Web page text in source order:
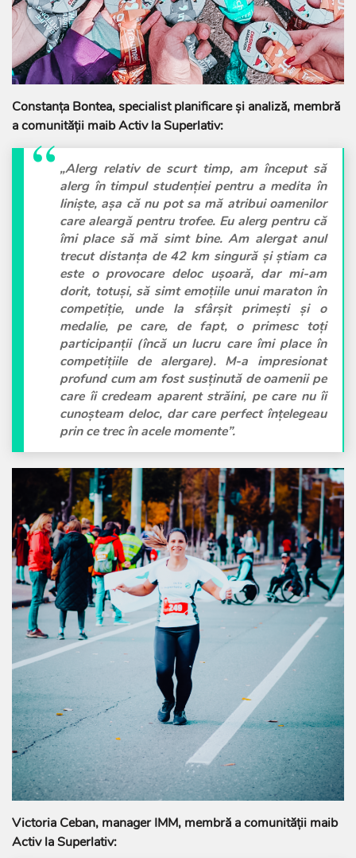
Constanța Bontea, specialist planificare și analiză, membră
a comunității maib Activ la Superlativ:
„Alerg relativ de scurt timp, am început să
alerg în timpul studenției pentru a medita în
liniște, așa că nu pot sa mă atribui oamenilor
care aleargă pentru trofee. Eu alerg pentru că
îmi place să mă simt bine. Am alergat anul
trecut distanța de 42 km singură și știam ca
este o provocare deloc ușoară, dar mi-am
dorit, totuși, să simt emoțiile unui maraton în
competiție, unde la sfârșit primești și o
medalie, pe care, de fapt, o primesc toți
participanții (încă un lucru care îmi place în
competițiile de alergare). M-a impresionat
profund cum am fost susținută de oamenii pe
care îi credeam aparent străini, pe care nu îi
cunoșteam deloc, dar care perfect înțelegeau
prin ce trec în acele momente”.
Victoria Ceban, manager IMM, membră a comunității maib
Activ la Superlativ: